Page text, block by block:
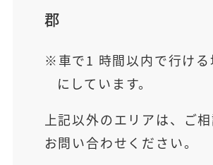
郡
車で1 時間以内で行け
にしています。
上記以外のエリアは、ご
お問い合わせください。